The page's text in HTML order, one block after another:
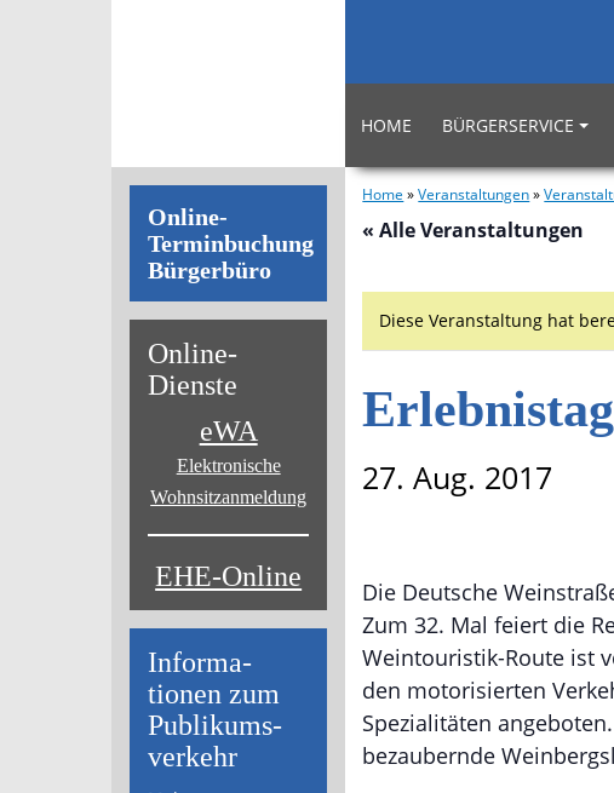
HOME BÜRGERSERVICE
Online-
Terminbuchung
Bürgerbüro
Online-
Dienste
eWA
Elektronische
Wohnsitz­anmeldung
EHE-Online
Informa­
tionen zum
Publikums­­
verkehr
Home »Veranstaltungen»
« Alle Veranstaltungen
Diese Veranstaltung hat
27. Aug. 2017
Die Deutsche
Zum 32. Mal feiert die
Weintouristik-Route ist
den motorisierten
Spezialitäten
bezaubernde